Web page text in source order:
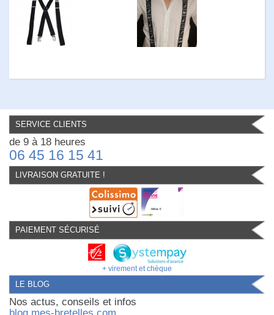
SERVICE CLIENTS
de 9 à 18 heures
06 45 16 15 41
LIVRAISON GRATUITE !
PAIEMENT SÉCURISÉ
+ virement et chèque
LE BLOG
Nos actus, conseils et infos